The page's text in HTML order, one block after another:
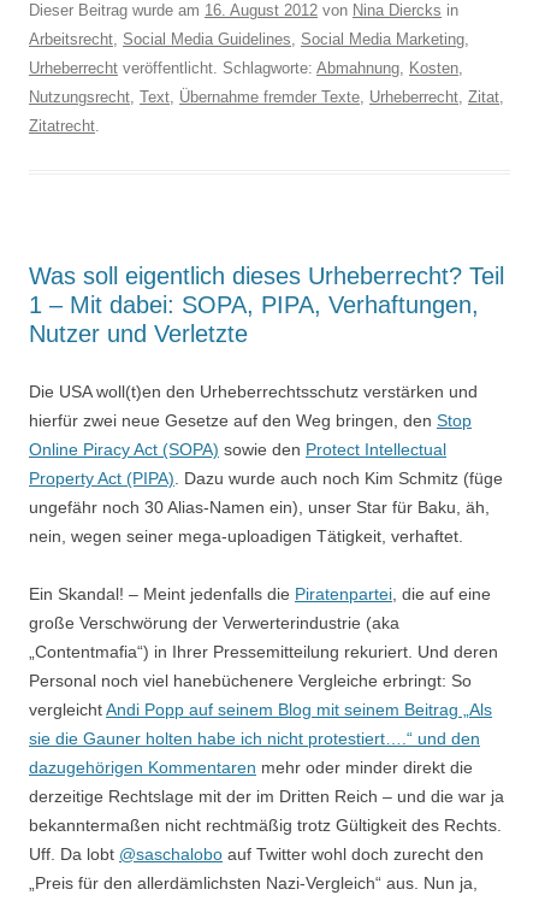
Dieser Beitrag wurde am 16. August 2012 von Nina Diercks in
Arbeitsrecht, Social Media Guidelines, Social Media Marketing,
Urheberrecht veröffentlicht. Schlagworte: Abmahnung, Kosten,
Nutzungsrecht, Text, Übernahme fremder Texte, Urheberrecht, Zitat,
Zitatrecht.
Was soll eigentlich dieses Urheberrecht? Teil
1 – Mit dabei: SOPA, PIPA, Verhaftungen,
Nutzer und Verletzte
Die USA woll(t)en den Urheberrechtsschutz verstärken und
hierfür zwei neue Gesetze auf den Weg bringen, den Stop
Online Piracy Act (SOPA) sowie den Protect Intellectual
Property Act (PIPA) . Dazu wurde auch noch Kim Schmitz (füge
ungefähr noch 30 Alias-Namen ein), unser Star für Baku, äh,
nein, wegen seiner mega-uploadigen Tätigkeit, verhaftet.
Ein Skandal! – Meint jedenfalls die Piratenpartei , die auf eine
große Verschwörung der Verwerterindustrie (aka
„Contentmafia“) in Ihrer Pressemitteilung rekuriert. Und deren
Personal noch viel hanebüchenere Vergleiche erbringt: So
vergleichtAndi Popp auf seinem Blog mit seinem Beitrag „Als
sie die Gauner holten habe ich nicht protestiert….“ und den
dazugehörigen Kommentaren mehr oder minder direkt die
derzeitige Rechtslage mit der im Dritten Reich – und die war ja
bekanntermaßen nicht rechtmäßig trotz Gültigkeit des Rechts.
Uff. Da lobt @saschalobo auf Twitter wohl doch zurecht den
„Preis für den allerdämlichsten Nazi-Vergleich“ aus. Nun ja,